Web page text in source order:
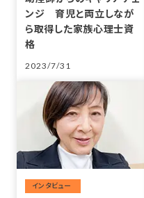
ンジ 育児と両立しなが
ら取得した家族心理士資
格
2023/7/31
投稿